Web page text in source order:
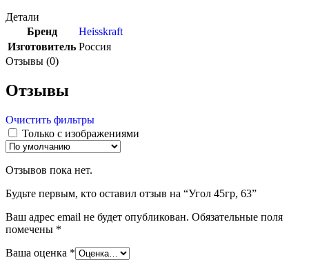
Детали
Бренд
Heisskraft
Изготовитель Россия
Отзывы (0)
Отзывы
Очистить фильтры
Только с изображениями
Отзывов пока нет.
Будьте первым, кто оставил отзыв на “Угол 45гр, 63”
Ваш адрес email не будет опубликован. Обязательные поля
помечены *
Ваша оценка *